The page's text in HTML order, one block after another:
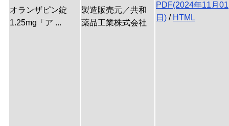
オランザピン錠
1.25mg「ア ...
製造販売元／共和
薬品工業株式会社
PDF(2024年11月01
日) / HTML